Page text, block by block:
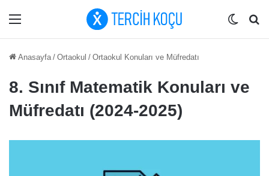
Menü Dış
Anasayfa / Ortaokul / Ortaokul Konuları ve Müfredatı
8. Sınıf Matematik Konuları ve
Müfredatı (2024-2025)